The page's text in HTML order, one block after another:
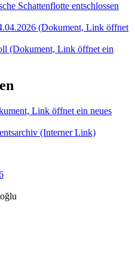
Schattenflotte entschlossen
(Dokument, Link öffnet
(Dokument, Link öffnet ein
Link öffnet ein neues
(Interner Link)